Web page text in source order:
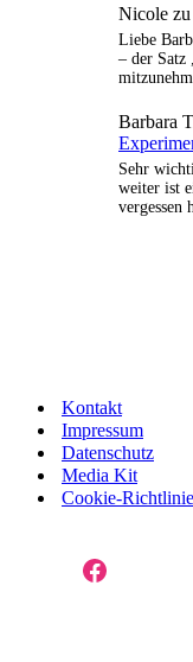
Nicole zu
Liebe
– der Satz
Barbara
Sehr
weiter ist
vergessen
Kontakt
Impressum
Datenschutz
Media Kit
Cookie-
Facebook